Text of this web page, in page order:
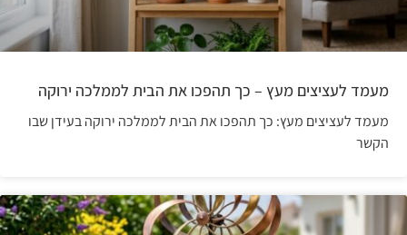
מעמד לעציצים מעץ – כך תהפכו את הבית לממלכה ירוקה
מעמד לעציצים מעץ: כך תהפכו את הבית לממלכה ירוקה בעידן שבו
הקשר